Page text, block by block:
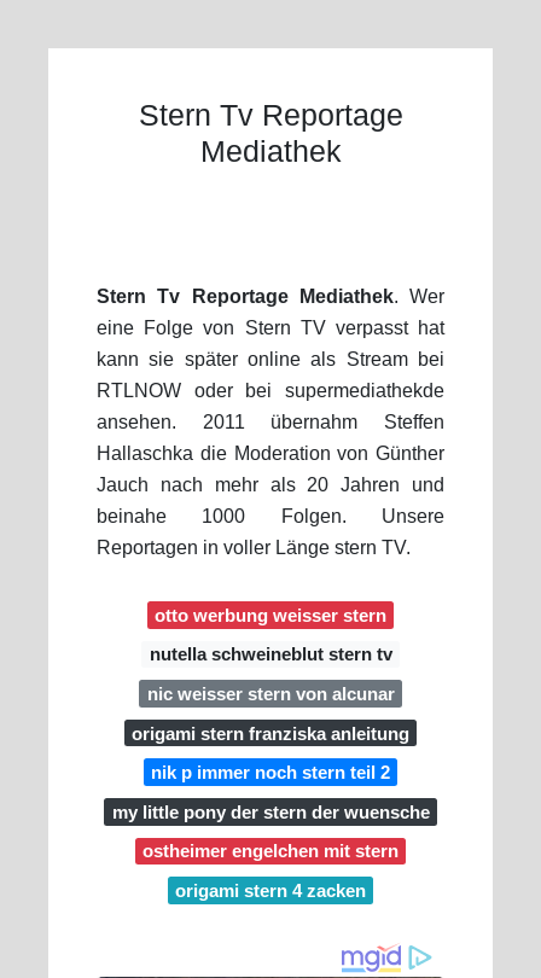
Stern Tv Reportage
Mediathek
Stern Tv Reportage Mediathek. Wer
eine Folge von Stern TV verpasst hat
kann sie später online als Stream bei
RTLNOW oder bei supermediathekde
ansehen. 2011 übernahm Steffen
Hallaschka die Moderation von Günther
Jauch nach mehr als 20 Jahren und
beinahe 1000 Folgen. Unsere
Reportagen in voller Länge stern TV.
otto werbung weisser stern
nutella schweineblut stern tv
nic weisser stern von alcunar
origami stern franziska anleitung
nik p immer noch stern teil 2
my little pony der stern der wuensche
ostheimer engelchen mit stern
origami stern 4 zacken